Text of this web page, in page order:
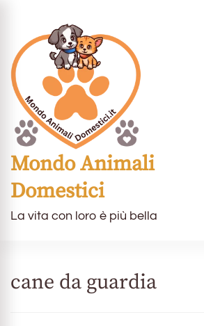
Mondo Animali
Domestici
La vita con loro è più bella
cane da guardia